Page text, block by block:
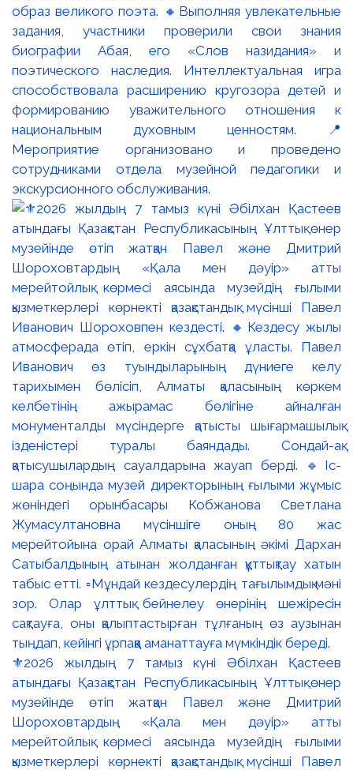
образ великого поэта. 🔸Выполняя увлекательные
задания, участники проверили свои знания
биографии Абая, его «Слов назидания» и
поэтического наследия. Интеллектуальная игра
способствовала расширению кругозора детей и
формированию уважительного отношения к
национальным духовным ценностям. 📍
Мероприятие организовано и проведено
сотрудниками отдела музейной педагогики и
экскурсионного обслуживания.
⚜️2026 жылдың 7 тамыз күні Әбілхан Қастеев
атындағы Қазақстан Республикасының Ұлттық өнер
музейінде өтіп жатқан Павел және Дмитрий
Шороховтардың «Қала мен дәуір» атты
мерейтойлық көрмесі аясында музейдің ғылыми
қызметкерлері көрнекті қазақстандық мүсінші Павел